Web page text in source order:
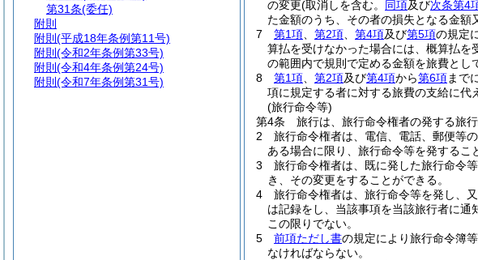
の変更(取消しを含む。 同項及び次条第4
た金額のうち、その者の損失となる金額
7
第1項 第2項 第4項及び第5項の規定
算払を受けなかった場合には、概算払
の範囲内で規則で定める金額を旅費とし
8
第1項 第2項及び第4項から第6項まで
項に規定する者に対する旅費の支給に代
(旅行命令等)
第4条
旅行は、旅行命令権者の発する旅
2
旅行命令権者は、電信、電話、郵便等
ある場合に限り、旅行命令等を発するこ
3
旅行命令権者は、既に発した旅行命令
き、その変更をすることができる。
4
旅行命令権者は、旅行命令等を発し、
は記録をし、当該事項を当該旅行者に通
この限りでない。
5
前項ただし書の規定により旅行命令簿
なければならない。
第31条(委任)
附則
附則 (平成18年条例第11号)
附則 (令和2年条例第33号)
附則 (令和4年条例第24号)
附則 (令和7年条例第31号)